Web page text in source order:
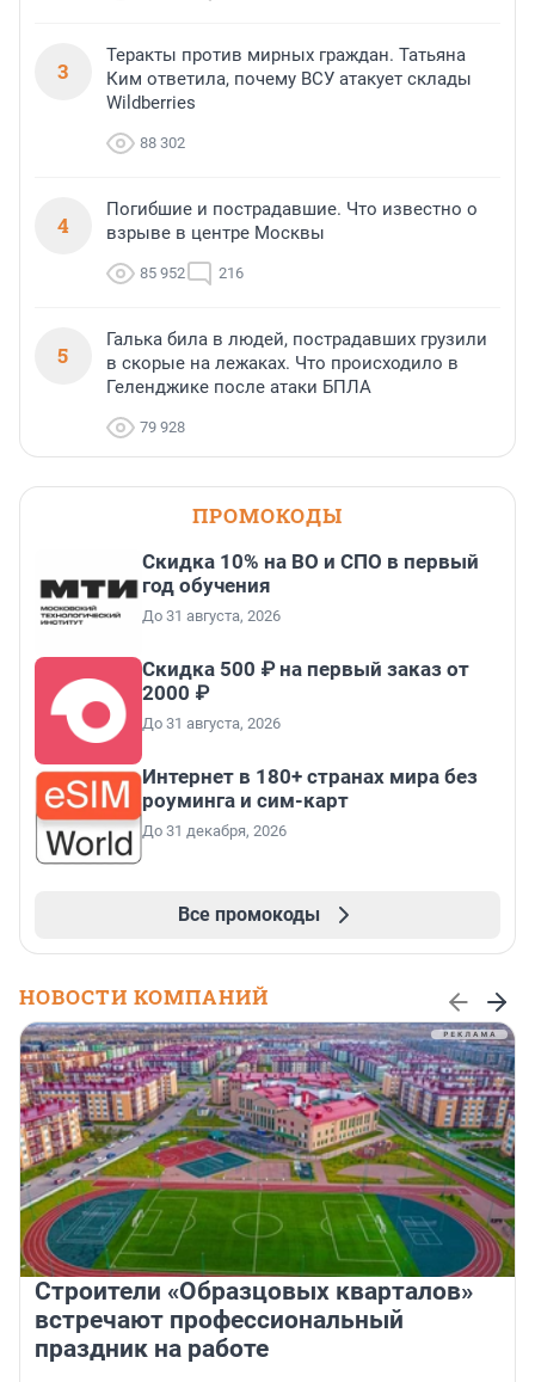
3
Теракты против мирных граждан. Татьяна
Ким ответила, почему ВСУ атакует склады
Wildberries
88 302
4
Погибшие и пострадавшие. Что известно о
взрыве в центре Москвы
85 952 216
5
Галька била в людей, пострадавших грузили
в скорые на лежаках. Что происходило в
Геленджике после атаки БПЛА
79 928
ПРОМОКОДЫ
Скидка 10% на ВО и СПО в первый
год обучения
До 31 августа, 2026
Скидка 500 ₽ на первый заказ от
2000 ₽
До 31 августа, 2026
Интернет в 180+ странах мира без
роуминга и сим-карт
До 31 декабря, 2026
Все промокоды
НОВОСТИ КОМПАНИЙ
Строители «Образцовых кварталов»
встречают профессиональный
праздник на работе